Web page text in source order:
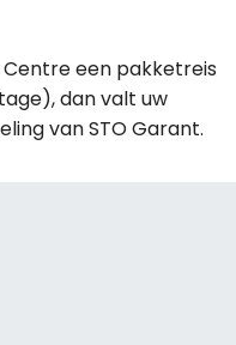
een pakketreis
dan valt uw
van STO Garant.